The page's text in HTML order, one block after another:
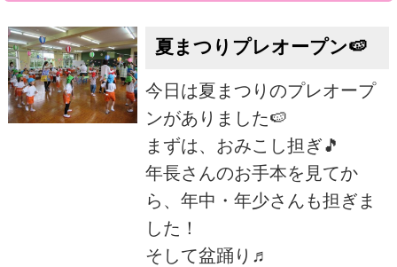
夏まつりプレオープン🍉
今日は夏まつりのプレオープ
ンがありました🍉
まずは、おみこし担ぎ🎵
年長さんのお手本を見てか
ら、年中・年少さんも担ぎま
した！
そして盆踊り♬